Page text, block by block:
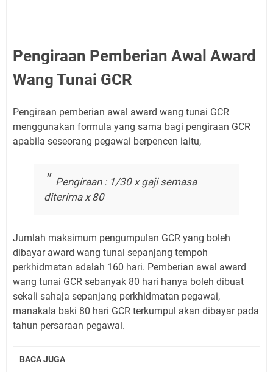
Pengiraan Pemberian Awal Award
Wang Tunai GCR
Pengiraan pemberian awal award wang tunai GCR
menggunakan formula yang sama bagi pengiraan GCR
apabila seseorang pegawai berpencen iaitu,
Pengiraan : 1/30 x gaji semasa
diterima x 80
Jumlah maksimum pengumpulan GCR yang boleh
dibayar award wang tunai sepanjang tempoh
perkhidmatan adalah 160 hari. Pemberian awal award
wang tunai GCR sebanyak 80 hari hanya boleh dibuat
sekali sahaja sepanjang perkhidmatan pegawai,
manakala baki 80 hari GCR terkumpul akan dibayar pada
tahun persaraan pegawai.
BACA JUGA